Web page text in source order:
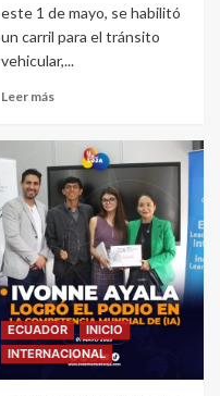
este 1 de mayo, se habilitó
un carril para el tránsito
vehicular,...
Leer más
ECUADOR
INICIO
INTERNACIONAL